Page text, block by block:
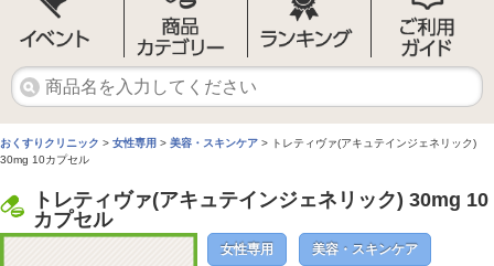
おくすりクリニック > 女性専用 > 美容・スキンケア > トレティヴァ(アキュテインジェネリック)
30mg 10カプセル
トレティヴァ(アキュテインジェネリック) 30mg 10
カプセル
女性専用 美容・スキンケア